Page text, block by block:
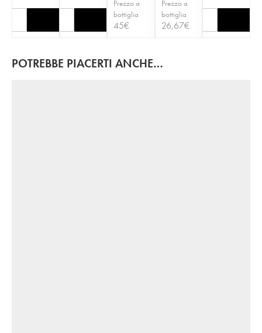
Prezzo a
bottiglia
45€
Prezzo a
bottiglia
26,67€
POTREBBE PIACERTI ANCHE…